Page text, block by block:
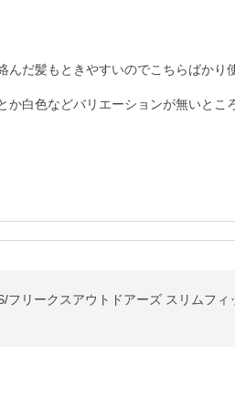
んだ髪もときやすいのでこちらばかり
か白色などバリエーションが無いとこ
リークスアウトドアーズ スリムフ